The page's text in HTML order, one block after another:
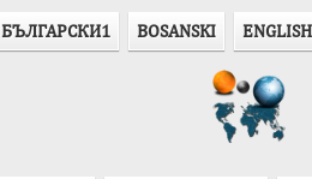
БЪЛГАРСКИ1 BOSANSKI ENGLISH